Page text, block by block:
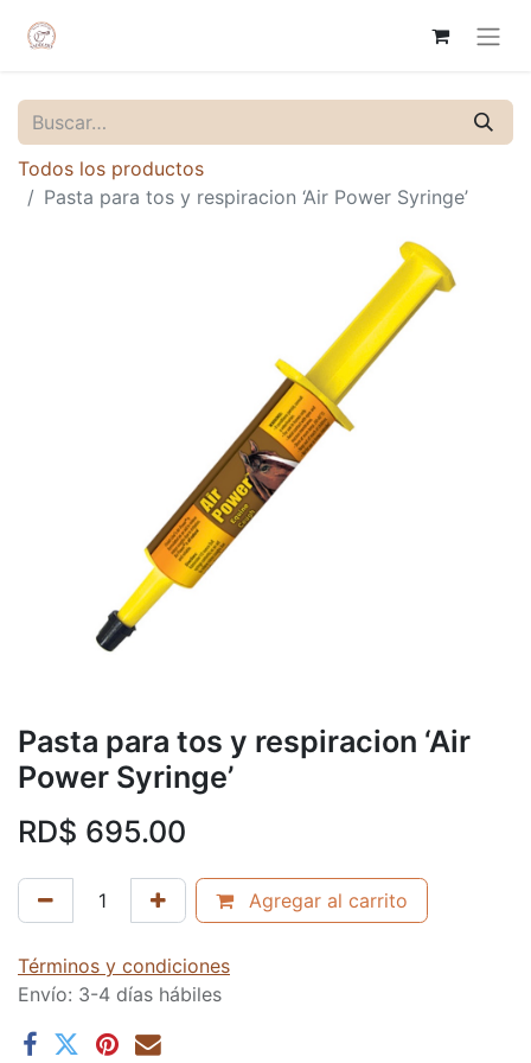
Todos los productos
Pasta para tos y respiracion ‘Air Power Syringe’
Pasta para tos y respiracion ‘Air
Power Syringe’
RD$ 695.00
Agregar al carrito
Términos y condiciones
Envío: 3-4 días hábiles